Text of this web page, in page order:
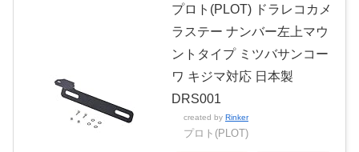
プロト(PLOT) ドラレコカメ
ラステー ナンバー左上マウ
ントタイプ ミツバサンコー
ワ キジマ対応 日本製
DRS001
created by Rinker
プロト(PLOT)